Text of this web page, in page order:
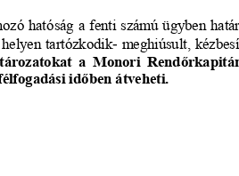
hatóság a fenti számú ügyben
tartózkodik- meghiúsult,
a Monori Rendő
időben átveheti.